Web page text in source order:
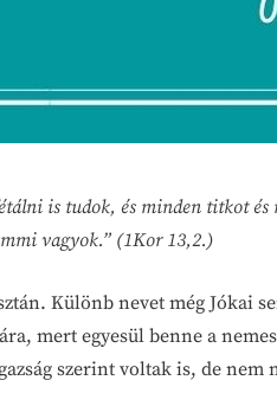
is tudok, és minden titkot és
vagyok.” (1Kor 13,2.)
Különb nevet még Jókai
mert egyesül benne a
szerint voltak is, de